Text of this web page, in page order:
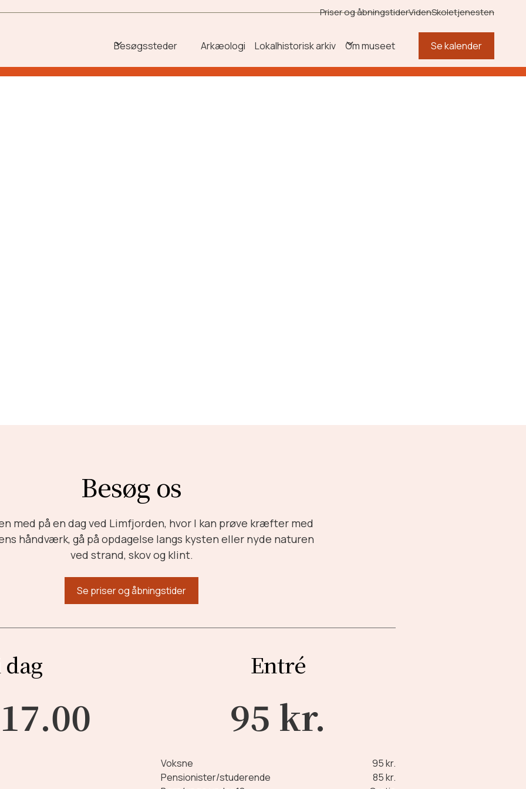
Priser og åbningstiderVidenSkoletjenesten
Besøgssteder Arkæologi Lokalhistorisk arkiv Om museet Se kalender
Besøg os
med på en dag ved Limfjorden, hvor I kan prøve kræfter med
håndværk, gå på opdagelse langs kysten eller nyde naturen
ved strand, skov og klint.
Se priser og åbningstider
Entré
95 kr.
Voksne
95 kr.
Pensionister/studerende
85 kr.